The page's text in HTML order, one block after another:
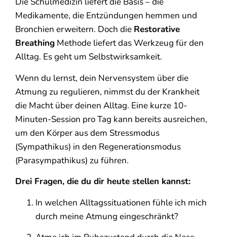
Medikamente, die Entzündungen hemmen und
Bronchien erweitern. Doch die Restorative
Breathing Methode liefert das Werkzeug für den
Alltag. Es geht um Selbstwirksamkeit.
Wenn du lernst, dein Nervensystem über die
Atmung zu regulieren, nimmst du der Krankheit
die Macht über deinen Alltag. Eine kurze 10-
Minuten-Session pro Tag kann bereits ausreichen,
um den Körper aus dem Stressmodus
(Sympathikus) in den Regenerationsmodus
(Parasympathikus) zu führen.
Drei Fragen, die du dir heute stellen kannst:
In welchen Alltagssituationen fühle ich mich
durch meine Atmung eingeschränkt?